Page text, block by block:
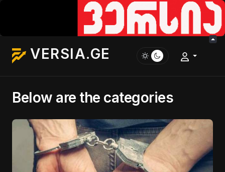
VERSIA.GE
Below are the categories